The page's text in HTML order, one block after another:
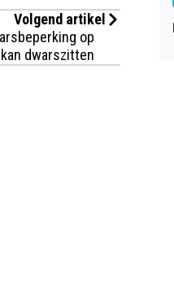
Volgend artikel
op
dwarszitten